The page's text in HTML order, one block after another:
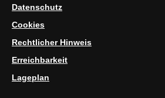
Datenschutz
Cookies
Rechtlicher Hinweis
Erreichbarkeit
Lageplan